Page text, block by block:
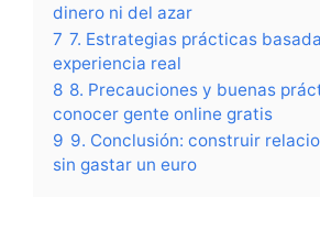
dinero ni del azar
7 7. Estrategias prácticas
experiencia real
8 8. Precauciones y buenas
conocer gente online gratis
9 9. Conclusión: construir
sin gastar un euro